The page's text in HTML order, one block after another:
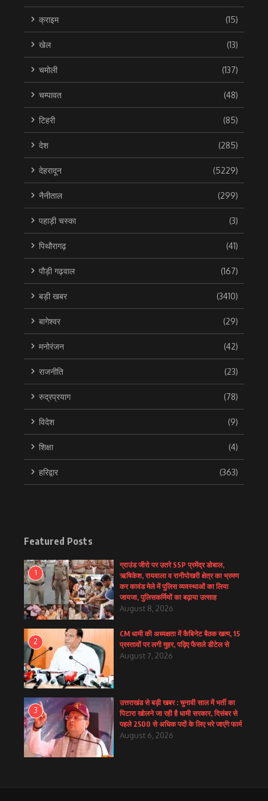
क्राइम (15)
खेल (13)
चमोली (137)
चम्पावत (48)
टिहरी (85)
देश (285)
देहरादून (5229)
नैनीताल (299)
पहाड़ी चस्का (3)
पिथौरागढ़ (41)
पौड़ी गढ़वाल (167)
बड़ी खबर (3410)
बागेश्वर (29)
मनोरंजन (42)
राजनीति (23)
रुद्रप्रयाग (78)
विदेश (9)
शिक्षा (4)
हरिद्वार (363)
Featured Posts
1
ग्राउंड जीरो पर उतरे SSP प्रमेंद्र डोबाल,
ऋषिकेश, रायवाला व रानीपोखरी क्षेत्र का भ्रमण
कर कावंड मेले में पुलिस व्यवस्थाओं का लिया
जायजा, पुलिसकर्मियों का बढ़ाया उत्साह
August 8, 2026
2
CM धामी की अध्यक्षता में कैबिनेट बैठक खत्म, 15
प्रस्तावों पर लगी मुहर, पढ़िए फैसले डीटेल से
August 7, 2026
3
उत्तराखंड से बड़ी खबर : चुनावी साल में भर्ती का
पिटारा खोलने जा रही है धामी सरकार, दिसंबर से
पहले 2500 से अधिक पदों के लिए भरे जाएंगे फार्म
August 6, 2026